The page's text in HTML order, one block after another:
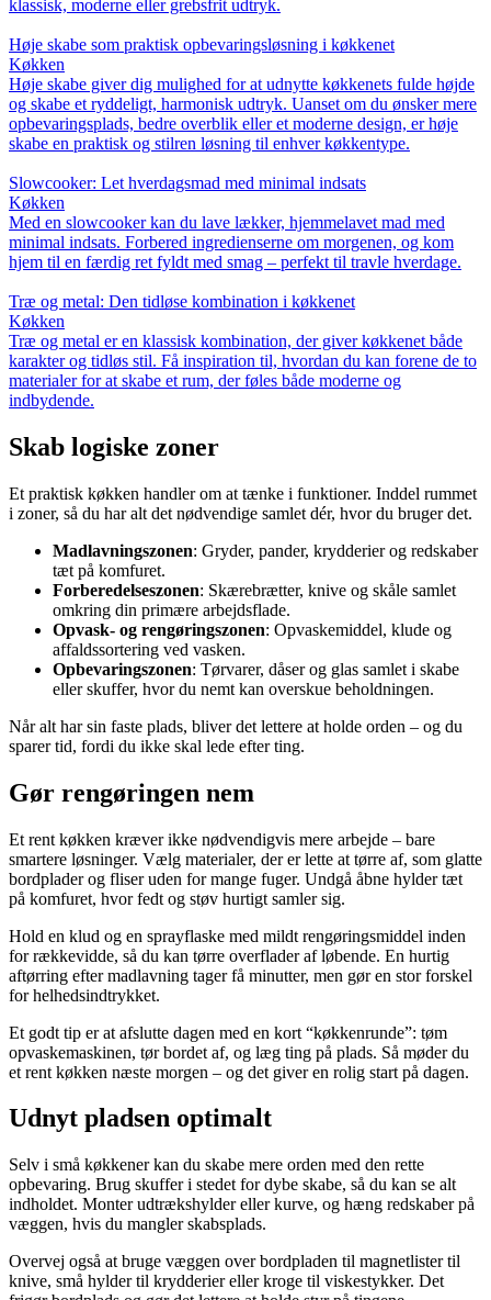
klassisk, moderne eller grebsfrit udtryk.
Høje skabe som praktisk opbevaringsløsning i køkkenet
Køkken
Høje skabe giver dig mulighed for at udnytte køkkenets fulde højde
og skabe et ryddeligt, harmonisk udtryk. Uanset om du ønsker mere
opbevaringsplads, bedre overblik eller et moderne design, er høje
skabe en praktisk og stilren løsning til enhver køkkentype.
Slowcooker: Let hverdagsmad med minimal indsats
Køkken
Med en slowcooker kan du lave lækker, hjemmelavet mad med
minimal indsats. Forbered ingredienserne om morgenen, og kom
hjem til en færdig ret fyldt med smag – perfekt til travle hverdage.
Træ og metal: Den tidløse kombination i køkkenet
Køkken
Træ og metal er en klassisk kombination, der giver køkkenet både
karakter og tidløs stil. Få inspiration til, hvordan du kan forene de to
materialer for at skabe et rum, der føles både moderne og
indbydende.
Skab logiske zoner
Et praktisk køkken handler om at tænke i funktioner. Inddel rummet
i zoner, så du har alt det nødvendige samlet dér, hvor du bruger det.
Madlavningszonen: Gryder, pander, krydderier og redskaber
tæt på komfuret.
Forberedelseszonen: Skærebrætter, knive og skåle samlet
omkring din primære arbejdsflade.
Opvask- og rengøringszonen: Opvaskemiddel, klude og
affaldssortering ved vasken.
Opbevaringszonen: Tørvarer, dåser og glas samlet i skabe
eller skuffer, hvor du nemt kan overskue beholdningen.
Når alt har sin faste plads, bliver det lettere at holde orden – og du
sparer tid, fordi du ikke skal lede efter ting.
Gør rengøringen nem
Et rent køkken kræver ikke nødvendigvis mere arbejde – bare
smartere løsninger. Vælg materialer, der er lette at tørre af, som glatte
bordplader og fliser uden for mange fuger. Undgå åbne hylder tæt
på komfuret, hvor fedt og støv hurtigt samler sig.
Hold en klud og en sprayflaske med mildt rengøringsmiddel inden
for rækkevidde, så du kan tørre overflader af løbende. En hurtig
aftørring efter madlavning tager få minutter, men gør en stor forskel
for helhedsindtrykket.
Et godt tip er at afslutte dagen med en kort “køkkenrunde”: tøm
opvaskemaskinen, tør bordet af, og læg ting på plads. Så møder du
et rent køkken næste morgen – og det giver en rolig start på dagen.
Udnyt pladsen optimalt
Selv i små køkkener kan du skabe mere orden med den rette
opbevaring. Brug skuffer i stedet for dybe skabe, så du kan se alt
indholdet. Monter udtrækshylder eller kurve, og hæng redskaber på
væggen, hvis du mangler skabsplads.
Overvej også at bruge væggen over bordpladen til magnetlister til
knive, små hylder til krydderier eller kroge til viskestykker. Det